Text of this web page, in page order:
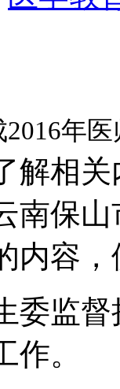
年
解相
南保
内容
委监
。